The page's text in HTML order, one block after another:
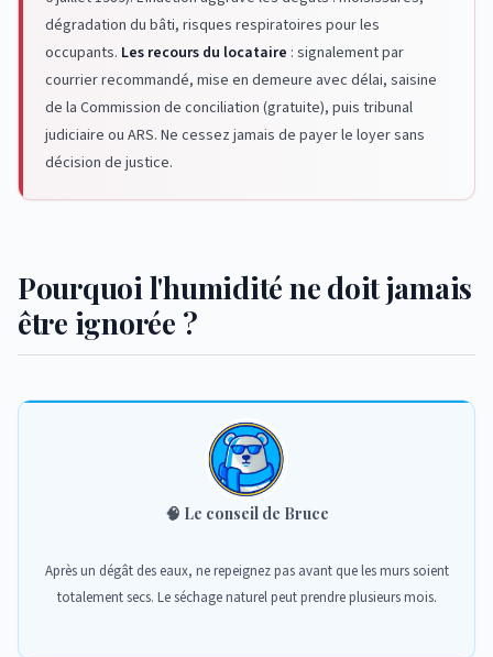
dégradation du bâti, risques respiratoires pour les
occupants. Les recours du locataire : signalement par
courrier recommandé, mise en demeure avec délai, saisine
de la Commission de conciliation (gratuite), puis tribunal
judiciaire ou ARS. Ne cessez jamais de payer le loyer sans
décision de justice.
Pourquoi l'humidité ne doit jamais
être ignorée ?
🧠 Le conseil de Bruce
Après un dégât des eaux, ne repeignez pas avant que les murs soient
totalement secs. Le séchage naturel peut prendre plusieurs mois.